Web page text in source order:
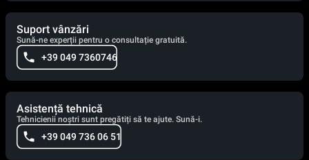
Suport vânzări
Sună-ne experții pentru o consultație gratuită.
+39 049 7360746
Asistență tehnică
Tehnicienii noștri sunt pregătiți să te ajute. Sună-i.
+39 049 736 06 51